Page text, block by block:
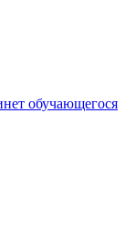
обучающегося